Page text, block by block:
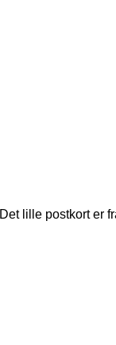
Det lille postkort er